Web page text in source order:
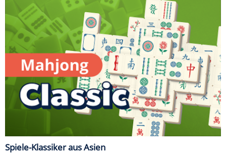
Spiele-Klassiker aus Asien